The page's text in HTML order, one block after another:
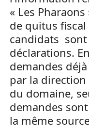
« Les
de quitus
candidats sont
déclarations.
demandes
par la
du domaine,
demandes
la même